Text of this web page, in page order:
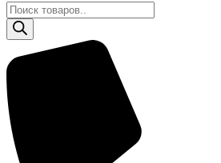
Поиск
товаров